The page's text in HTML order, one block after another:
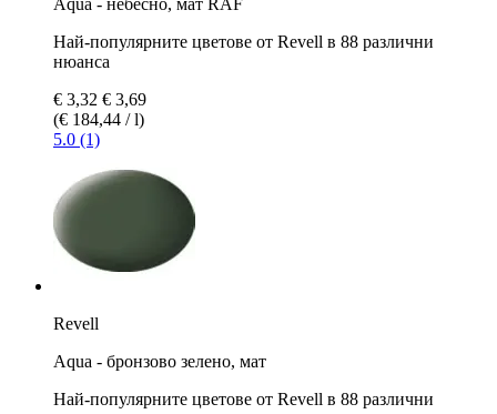
Най-популярните цветове от Revell в 88 различни
нюанса
€ 3,32 € 3,69
(€ 184,44 / l)
5.0 (1)
Revell
Aqua - бронзово зелено, мат
Най-популярните цветове от Revell в 88 различни